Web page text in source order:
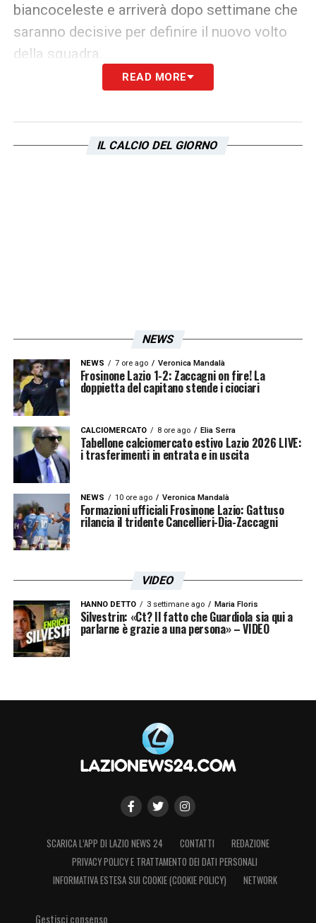
biancoceleste e arriverà dopo settimane che
saranno decisive per definire il nuovo volto
della squadra.
Coppa Italiarappresenterà un
all’ambiente laziale. Dopo una stagione
Frecciarossa offrirà infatti una prima
occasione per valutare condizione, idee
tecniche e possibili novità nella rosa.
LA PLAYLIST DELLE NOSTRE TOP NEWS
READ MORE
IL CALCIO DEL GIORNO
NEWS
NEWS 7 ore ago Veronica Mandalà
Frosinone Lazio 1-2: Zaccagni on fire! La
doppietta del capitano stende i ciociari
CALCIOMERCATO 8 ore ago Elia Serra
Tabellone calciomercato estivo Lazio 2026 LIVE:
i trasferimenti in entrata e in uscita
NEWS 10 ore ago Veronica Mandalà
Formazioni ufficiali Frosinone Lazio: Gattuso
rilancia il tridente Cancellieri-Dia-Zaccagni
VIDEO
HANNO DETTO 3 settimane ago Maria Floris
Silvestrin: «Ct? Il fatto che Guardiola sia qui a
parlarne è grazie a una persona» – VIDEO
SCARICA L’APP DI LAZIO NEWS 24 CONTATTI
REDAZIONE
PRIVACY POLICY E TRATTAMENTO DEI DATI PERSONALI
INFORMATIVA ESTESA SUI COOKIE (COOKIE POLICY)
NETWORK
Gestisci consenso